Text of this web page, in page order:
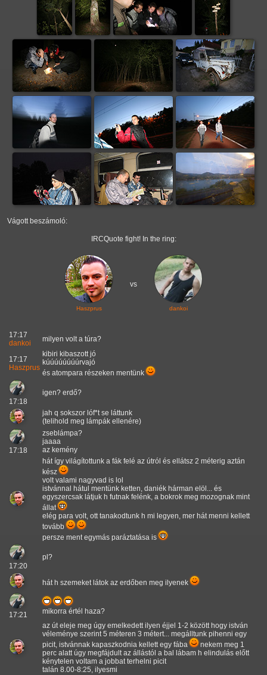
Vágott beszámoló:
IRCQuote fight! In the ring:
Haszprus
vs
dankoi
17:17
dankoi
milyen volt a túra?
17:17
Haszprus
kibiri kibaszott jó
kúúúúúúúúrvajó
és atompara részeken mentünk
17:18
igen? erdő?
jah q sokszor lóf*t se láttunk
(telihold meg lámpák ellenére)
17:18
zseblámpa?
jaaaa
az kemény
hát így világítottunk a fák felé az útról és ellátsz 2 méterig aztán
kész
volt valami nagyvad is lol
istvánnal hátul mentünk ketten, daniék hárman elöl... és
egyszercsak látjuk h futnak felénk, a bokrok meg mozognak mint
állat
elég para volt, ott tanakodtunk h mi legyen, mer hát menni kellett
tovább
persze ment egymás paráztatása is
17:20
pl?
hát h szemeket látok az erdőben meg ilyenek
17:21
mikorra értél haza?
az út eleje meg úgy emelkedett ilyen éjjel 1-2 között hogy istván
véleménye szerint 5 méteren 3 métert... megálltunk pihenni egy
picit, istvánnak kapaszkodnia kellett egy fába
nekem meg 1
perc alatt úgy megfájdult az állástól a bal lábam h elindulás előtt
kénytelen voltam a jobbat terhelni picit
talán 8.00-8:25, ilyesmi